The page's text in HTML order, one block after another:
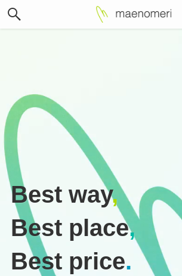
Best way,
Best place,
Best price.